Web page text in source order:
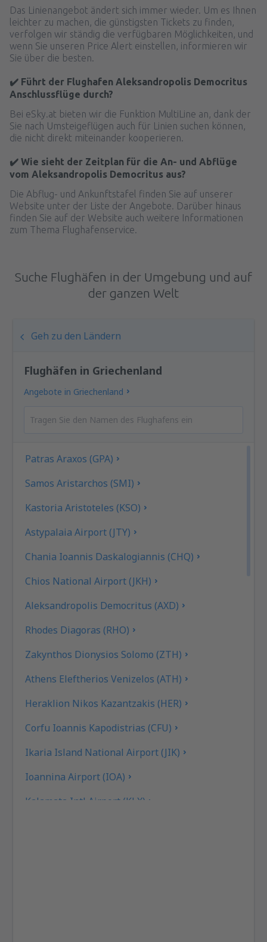
Das Linienangebot ändert sich immer wieder. Um es Ihnen
leichter zu machen, die günstigsten Tickets zu finden,
verfolgen wir ständig die verfügbaren Möglichkeiten, und
wenn Sie unseren Price Alert einstellen, informieren wir
Sie über die besten.
✔️ Führt der Flughafen Aleksandropolis Democritus
Anschlussflüge durch?
Bei eSky.at bieten wir die Funktion MultiLine an, dank der
Sie nach Umsteigeflügen auch für Linien suchen können,
die nicht direkt miteinander kooperieren.
✔️ Wie sieht der Zeitplan für die An- und Abflüge
vom Aleksandropolis Democritus aus?
Die Abflug- und Ankunftstafel finden Sie auf unserer
Website unter der Liste der Angebote. Darüber hinaus
finden Sie auf der Website auch weitere Informationen
zum Thema Flughafenservice.
Suche Flughäfen in der Umgebung und auf
der ganzen Welt
Geh zu den Ländern
Flughäfen in Griechenland
Angebote in Griechenland
Patras Araxos (GPA)
Samos Aristarchos (SMI)
Kastoria Aristoteles (KSO)
Astypalaia Airport (JTY)
Chania Ioannis Daskalogiannis (CHQ)
Chios National Airport (JKH)
Aleksandropolis Democritus (AXD)
Rhodes Diagoras (RHO)
Zakynthos Dionysios Solomo (ZTH)
Athens Eleftherios Venizelos (ATH)
Heraklion Nikos Kazantzakis (HER)
Corfu Ioannis Kapodistrias (CFU)
Ikaria Island National Airport (JIK)
Ioannina Airport (IOA)
Kalamata Intl Airport (KLX)